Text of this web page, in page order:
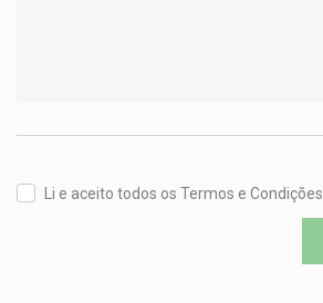
Li e aceito todos os Termos e Condições